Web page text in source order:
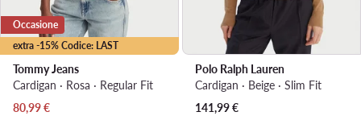
extra -15% Codice: LAST
Occasione
Tommy Jeans
Cardigan · Rosa · Regular Fit
Prezzo attuale
80,99€
Polo Ralph Lauren
Cardigan · Beige · Slim Fit
Prezzo attuale
141,99€